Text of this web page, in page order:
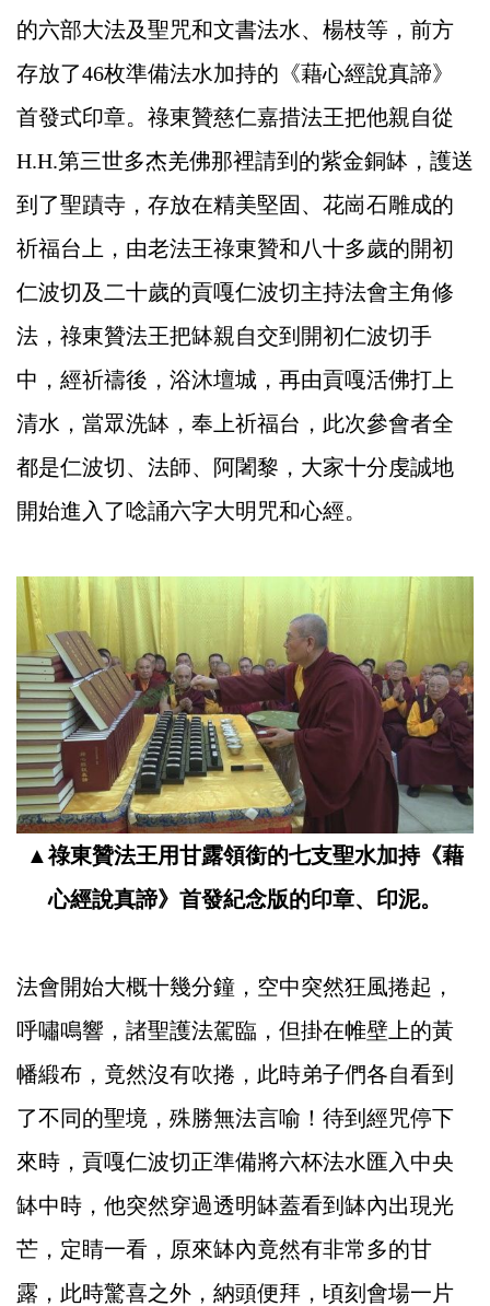
的六部大法及聖咒和文書法水、楊枝等，前方
存放了46枚準備法水加持的《藉心經說真諦》
首發式印章。祿東贊慈仁嘉措法王把他親自從
H.H.第三世多杰羌佛那裡請到的紫金銅缽，護送
到了聖蹟寺，存放在精美堅固、花崗石雕成的
祈福台上，由老法王祿東贊和八十多歲的開初
仁波切及二十歲的貢嘎仁波切主持法會主角修
法，祿東贊法王把缽親自交到開初仁波切手
中，經祈禱後，浴沐壇城，再由貢嘎活佛打上
清水，當眾洗缽，奉上祈福台，此次參會者全
都是仁波切、法師、阿闍黎，大家十分虔誠地
開始進入了唸誦六字大明咒和心經。
▲祿東贊法王用甘露領銜的七支聖水加持《藉
心經說真諦》首發紀念版的印章、印泥。
法會開始大概十幾分鐘，空中突然狂風捲起，
呼嘯鳴響，諸聖護法駕臨，但掛在帷壁上的黃
幡緞布，竟然沒有吹捲，此時弟子們各自看到
了不同的聖境，殊勝無法言喻！待到經咒停下
來時，貢嘎仁波切正準備將六杯法水匯入中央
缽中時，他突然穿過透明缽蓋看到缽內出現光
芒，定睛一看，原來缽內竟然有非常多的甘
露，此時驚喜之外，納頭便拜，頃刻會場一片